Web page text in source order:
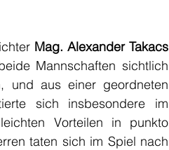
Mag. Alexander Takacs
Mannschaften sichtlich
und aus einer geordneten
sich insbesondere im
Vorteilen in punkto
taten sich im Spiel nach